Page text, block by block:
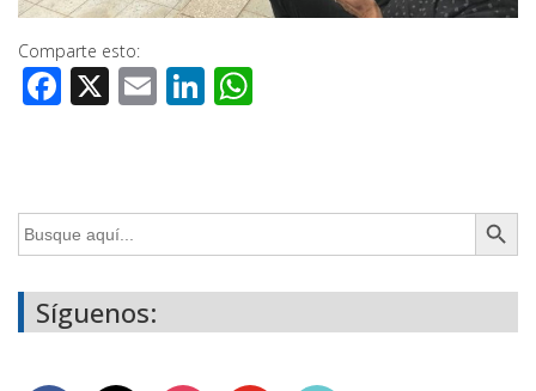
Comparte esto:
Facebook
X EmailLinkedIn
Buscar: Botón de
Síguenos: